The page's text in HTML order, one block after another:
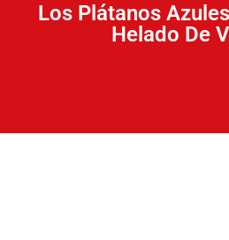
Los Plátanos
Helado De